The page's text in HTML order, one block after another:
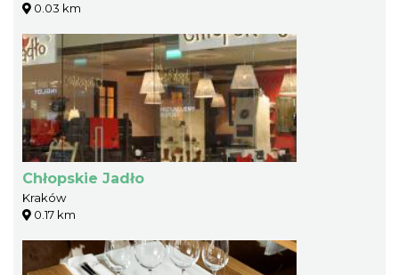
0.03 km
Chłopskie Jadło
Kraków
0.17 km